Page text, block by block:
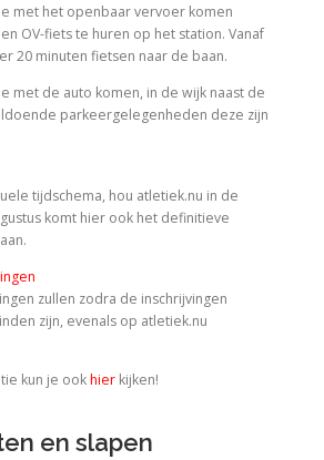
met het openbaar vervoer komen
OV-fiets te huren op het station. Vanaf
20 minuten fietsen naar de baan.
met de auto komen, in de wijk naast de
parkeergelegenheden deze zijn
tijdschema, hou atletiek.nu in de
komt hier ook het definitieve
zullen zodra de inschrijvingen
zijn, evenals op atletiek.nu
kun je ookhierkijken!
en slapen